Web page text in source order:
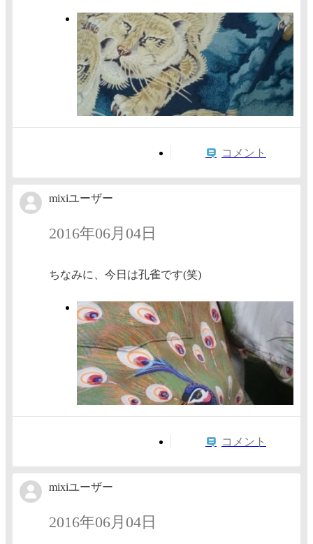
コメント
mixiユーザー
2016年06月04日
ちなみに、今日は孔雀です(笑)
コメント
mixiユーザー
2016年06月04日